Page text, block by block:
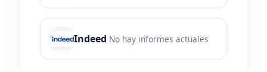
Indeed No hay informes actuales